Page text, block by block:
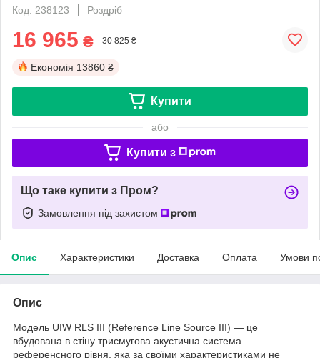
Код: 238123
Роздріб
16 965 ₴ 30 825 ₴
Економія 13860 ₴
Купити
або
Купити з
Що таке купити з Пром?
Замовлення під захистом
Опис Характеристики Доставка Оплата Умови
Опис
Модель UIW RLS III (Reference Line Source III) — це
вбудована в стіну трисмугова акустична система
референсного рівня, яка за своїми характеристиками не